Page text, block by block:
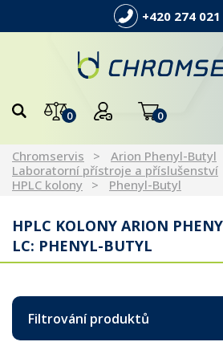
+420 274 021
0 0
Chromservis
Arion Phenyl-Butyl
Laboratorní přístroje a příslušenství
HPLC kolony
Phenyl-Butyl
HPLC KOLONY ARION
LC: PHENYL-BUTYL
Filtrování produktů